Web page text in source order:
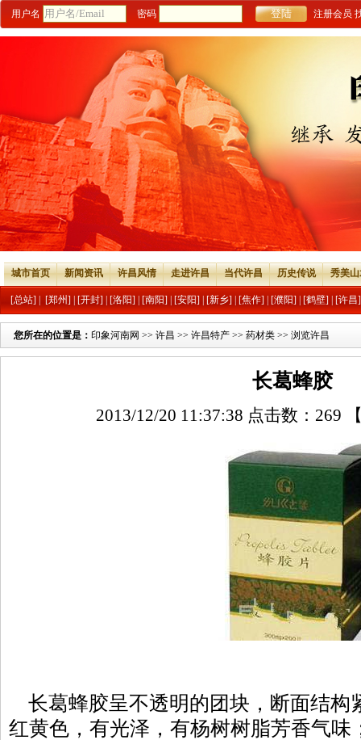
用户名 密码 注册会员
城市首页 新闻资讯 许昌风情 走进许昌 当代许昌 历史传说 秀美
[总站] [郑州] [开封] [洛阳] [南阳] [安阳] [新乡] [焦作] [濮阳] [鹤壁] [许昌]
您所在的位置是： 印象河南网 >> 许昌 >> 许昌特产 >> 药材类 >> 浏览许昌
长葛蜂胶
2013/12/20 11:37:38 点击数： 269
长葛蜂胶呈不透明的团块，断面结构
红黄色，有光泽，有杨树树脂芳香气味